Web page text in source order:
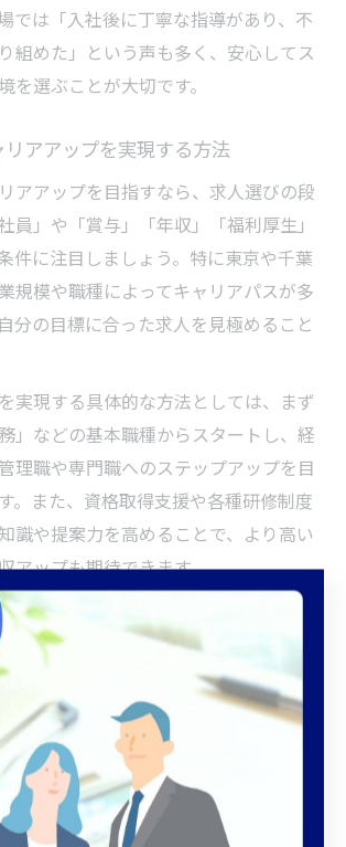
では「入社後に丁寧な指導があり、不
組めた」という声も多く、安心してス
を選ぶことが大切です。
アアップを実現する方法
アアップを目指すなら、求人選びの段
員」や「賞与」「年収」「福利厚生」
件に注目しましょう。特に東京や千葉
規模や職種によってキャリアパスが多
分の目標に合った求人を見極めること
実現する具体的な方法としては、まず
」などの基本職種からスタートし、経
理職や専門職へのステップアップを目
。また、資格取得支援や各種研修制度
識や提案力を高めることで、より高い
アップも期待できます。
ャリアアップには継続的な自己研鑽が
では「入社後に資格取得を目指し、昇
成功例がある一方、「自分に合ったキ
ず悩んだ」という声も聞かれます。求
、実際のキャリア事例や企業の評価制
ましょう。
人のメリットとデメリット